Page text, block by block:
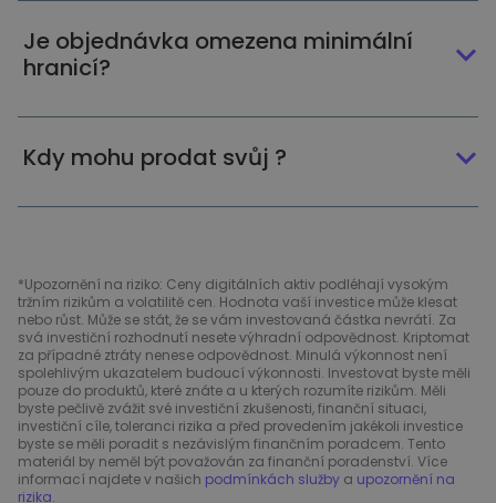
Je objednávka omezena minimální
hranicí?
Kdy mohu prodat svůj ?
*Upozornění na riziko: Ceny digitálních aktiv podléhají vysokým
tržním rizikům a volatilitě cen. Hodnota vaší investice může klesat
nebo růst. Může se stát, že se vám investovaná částka nevrátí. Za
svá investiční rozhodnutí nesete výhradní odpovědnost. Kriptomat
za případné ztráty nenese odpovědnost. Minulá výkonnost není
spolehlivým ukazatelem budoucí výkonnosti. Investovat byste měli
pouze do produktů, které znáte a u kterých rozumíte rizikům. Měli
byste pečlivě zvážit své investiční zkušenosti, finanční situaci,
investiční cíle, toleranci rizika a před provedením jakékoli investice
byste se měli poradit s nezávislým finančním poradcem. Tento
materiál by neměl být považován za finanční poradenství. Více
informací najdete v našich podmínkách služby a upozornění na
rizika.